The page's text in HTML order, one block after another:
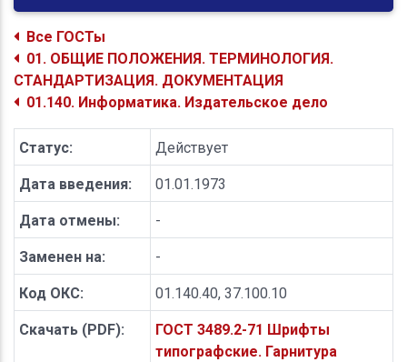
Все ГОСТы
01. ОБЩИЕ ПОЛОЖЕНИЯ. ТЕРМИНОЛОГИЯ.
СТАНДАРТИЗАЦИЯ. ДОКУМЕНТАЦИЯ
01.140. Информатика. Издательское дело
Статус: Действует
Дата введения: 01.01.1973
Дата отмены: -
Заменен на: -
Код ОКС: 01.140.40, 37.100.10
Скачать (PDF):
ГОСТ 3489.2-71 Шрифты
типографские. Гарнитура